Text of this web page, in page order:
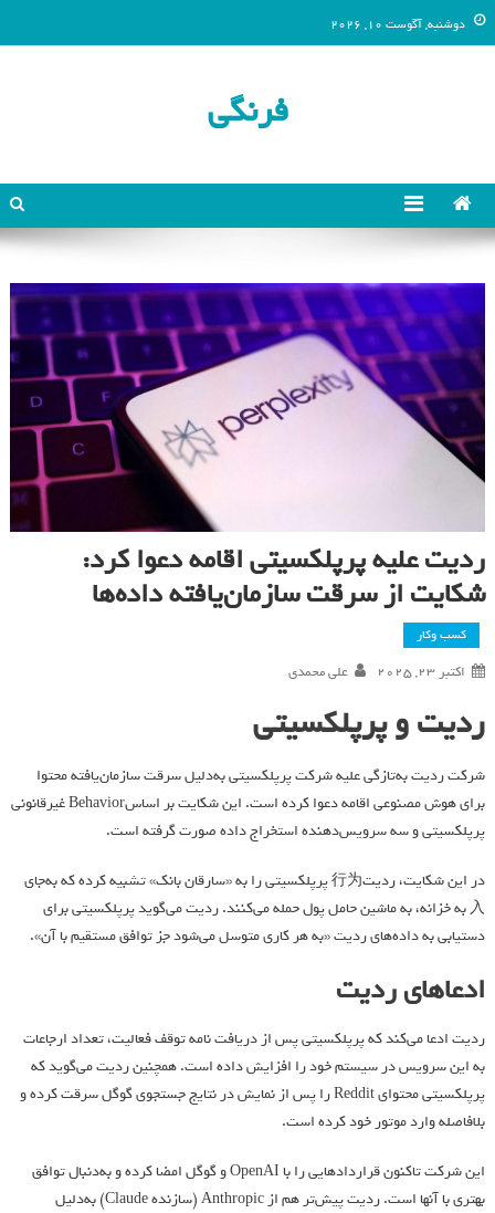
دوشنبه, آگوست 10, 2026
فرنگی
ردیت علیه پرپلکسیتی اقامه دعوا کرد:
شکایت از سرقت سازمان‌یافته داده‌ها
کسب وکار
اکتبر 23, 2025 علی محمدی
ردیت و پرپلکسیتی
شرکت ردیت به‌تازگی علیه شرکت پرپلکسیتی به‌دلیل سرقت سازمان‌یافته محتوا
برای هوش مصنوعی اقامه دعوا کرده است. این شکایت بر اساسBehavior غیرقانونی
پرپلکسیتی و سه سرویس‌دهنده استخراج داده صورت گرفته است.
در این شکایت، ردیت行为 پرپلکسیتی را به «سارقان بانک» تشبیه کرده که به‌جای
入 به خزانه، به ماشین حامل پول حمله می‌کنند. ردیت می‌گوید پرپلکسیتی برای
دستیابی به داده‌های ردیت «به هر کاری متوسل می‌شود جز توافق مستقیم با آن».
ادعاهای ردیت
ردیت ادعا می‌کند که پرپلکسیتی پس از دریافت نامه توقف فعالیت، تعداد ارجاعات
به این سرویس در سیستم خود را افزایش داده است. همچنین ردیت می‌گوید که
پرپلکسیتی محتوای Reddit را پس از نمایش در نتایج جستجوی گوگل سرقت کرده و
بلافاصله وارد موتور خود کرده است.
این شرکت تاکنون قراردادهایی را با OpenAI و گوگل امضا کرده و به‌دنبال توافق
بهتری با آنها است. ردیت پیش‌تر هم از Anthropic (سازنده Claude) به‌دلیل